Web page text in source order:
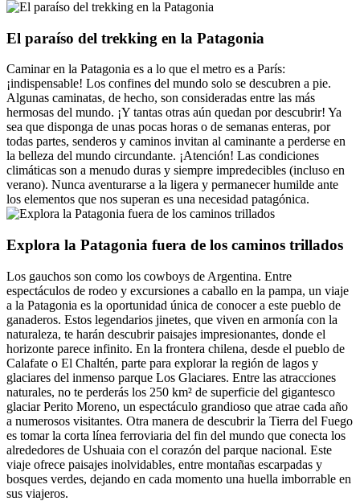
El paraíso del trekking en la Patagonia
Caminar en la Patagonia es a lo que el metro es a París:
¡indispensable! Los confines del mundo solo se descubren a pie.
Algunas caminatas, de hecho, son consideradas entre las más
hermosas del mundo. ¡Y tantas otras aún quedan por descubrir! Ya
sea que disponga de unas pocas horas o de semanas enteras, por
todas partes, senderos y caminos invitan al caminante a perderse en
la belleza del mundo circundante. ¡Atención! Las condiciones
climáticas son a menudo duras y siempre impredecibles (incluso en
verano). Nunca aventurarse a la ligera y permanecer humilde ante
los elementos que nos superan es una necesidad patagónica.
Explora la Patagonia fuera de los caminos trillados
Los gauchos son como los cowboys de Argentina. Entre
espectáculos de rodeo y excursiones a caballo en la pampa, un viaje
a la Patagonia es la oportunidad única de conocer a este pueblo de
ganaderos. Estos legendarios jinetes, que viven en armonía con la
naturaleza, te harán descubrir paisajes impresionantes, donde el
horizonte parece infinito. En la frontera chilena, desde el pueblo de
Calafate o El Chaltén, parte para explorar la región de lagos y
glaciares del inmenso parque Los Glaciares. Entre las atracciones
naturales, no te perderás los 250 km² de superficie del gigantesco
glaciar Perito Moreno, un espectáculo grandioso que atrae cada año
a numerosos visitantes. Otra manera de descubrir la Tierra del Fuego
es tomar la corta línea ferroviaria del fin del mundo que conecta los
alrededores de Ushuaia con el corazón del parque nacional. Este
viaje ofrece paisajes inolvidables, entre montañas escarpadas y
bosques verdes, dejando en cada momento una huella imborrable en
sus viajeros.